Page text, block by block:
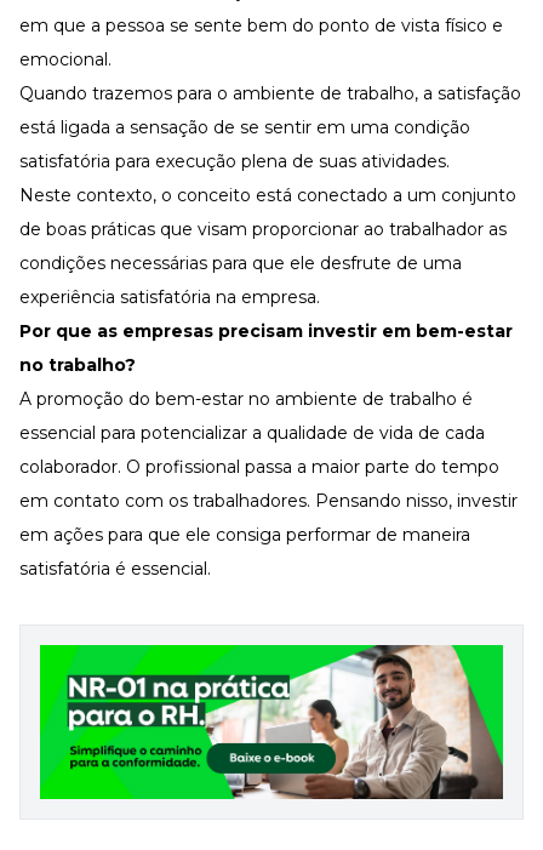
em que a pessoa se sente bem do ponto de vista físico e
emocional.
Quando trazemos para o ambiente de trabalho, a satisfação
está ligada a sensação de se sentir em uma condição
satisfatória para execução plena de suas atividades.
Neste contexto, o conceito está conectado a um conjunto
de boas práticas que visam proporcionar ao trabalhador as
condições necessárias para que ele desfrute de uma
experiência satisfatória na empresa.
Por que as empresas precisam investir em bem-estar
no trabalho?
A promoção do bem-estar no ambiente de trabalho é
essencial para potencializar a qualidade de vida de cada
colaborador. O profissional passa a maior parte do tempo
em contato com os trabalhadores. Pensando nisso, investir
em ações para que ele consiga performar de maneira
satisfatória é essencial.